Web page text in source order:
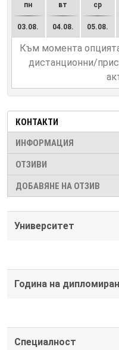
пн
03.08.
вт
04.08.
ср
05.08.
Към момента
дистанционни/
КОНТАКТИ
ИНФОРМАЦИЯ
ОТЗИВИ
ДОБАВЯНЕ НА ОТЗИВ
Университет
Година на
Специалност